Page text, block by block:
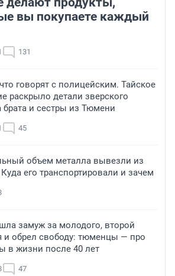
вы покупаете каждый
131
говорят с полицейским. Тайское
раскрыло детали зверского
брата и сестры из Тюмени
45
объем металла вывезли из
его транспортировали и зачем
замуж за молодого, второй
и обрел свободу: тюменцы — про
в жизни после 40 лет
47